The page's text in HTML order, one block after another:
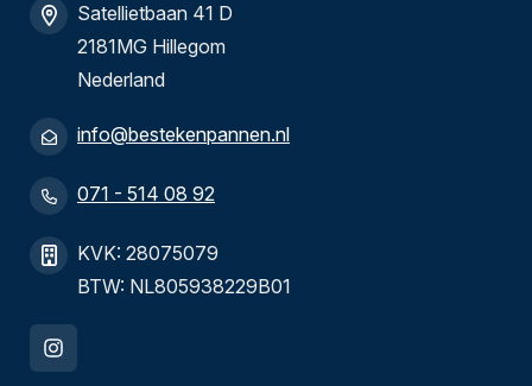
Satellietbaan 41 D
2181MG Hillegom
Nederland
info@bestekenpannen.nl
071 - 514 08 92
KVK: 28075079
BTW: NL805938229B01